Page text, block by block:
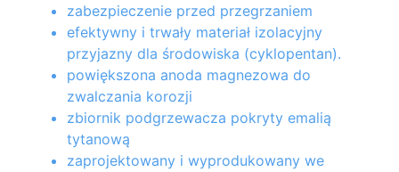
zabezpieczenie przed przegrzaniem
efektywny i trwały materiał izolacyjny
przyjazny dla środowiska (cyklopentan).
powiększona anoda magnezowa do
zwalczania korozji
zbiornik podgrzewacza pokryty emalią
tytanową
zaprojektowany i wyprodukowany we